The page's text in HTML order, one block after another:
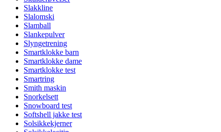
Slakkline
Slalomski
Slamball
Slankepulver
Slyngetrening
Smartklokke barn
Smartklokke dame
Smartklokke test
Smartring
Smith maskin
Snorkelsett
Snowboard test
Softshell jakke test
Solsikkekjerner